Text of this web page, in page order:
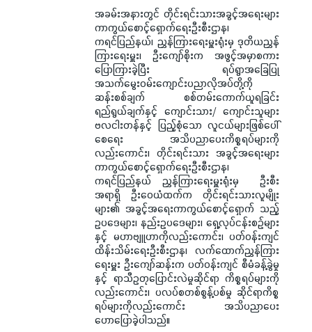
အခမ်းအနားတွင် တိုင်းရင်းသားအခွင့်အရေးများ
ကာကွယ်စောင့်ရှောက်ရေးဦးစီးဌာန၊
ကရင်ပြည်နယ်၊ ညွှန်ကြားရေးမှူးရုံးမှ ဒုတိယညွှန်
ကြားရေးမှူး၊ ဦးကျော်စိုးက အဖွင့်အမှာစကား
ပြောကြားခဲ့ပြီး ရပ်ရွာအခြေပြု
အသက်မွေးဝမ်းကျောင်းပညာလိုအပ်တို့ကို
ဆန်းစစ်ချက် စစ်တမ်းကောက်ယူရခြင်း
ရည်ရွယ်ချက်နှင့် ကျောင်းသား/ ကျောင်းသူများ
ဗလငါးတန်နှင့် ပြည့်စုံသော လူငယ်များဖြစ်ပေါ်
စေရေး အသိပညာပေးကိစ္စရပ်များကို
လည်းကောင်း၊ တိုင်းရင်းသား အခွင့်အရေးများ
ကာကွယ်စောင့်ရှောက်ရေးဦးစီးဌာန၊
ကရင်ပြည်နယ် ညွှန်ကြားရေးမှူးရုံးမှ ဦးစီး
အရာရှိ ဦးဝေယံထက်က တိုင်းရင်းသားလူမျိုး
များ၏ အခွင့်အရေးကာကွယ်စောင့်ရှောက် သည့်
ဥပဒေများ၊ နည်းဥပဒေများ၊ ရှေ့လုပ်ငန်းစဉ်များ
နှင့် မဟာဗျူဟာကိုလည်းကောင်း၊ ပတ်ဝန်းကျင်
ထိန်းသိမ်းရေးဦးစီးဌာန၊ လက်ထောက်ညွှန်ကြား
ရေးမှူး ဦးကျော်ဆန်းက ပတ်ဝန်းကျင် စီမံခန့်ခွဲမှု
နှင့် ရာသီဥတုပြောင်းလဲမှုဆိုင်ရာ ကိစ္စရပ်များကို
လည်းကောင်း၊ ပလပ်စတစ်စွန့်ပစ်မှု ဆိုင်ရာကိစ္စ
ရပ်များကိုလည်းကောင်း အသိပညာပေး
ဟောပြောခဲ့ပါသည်။